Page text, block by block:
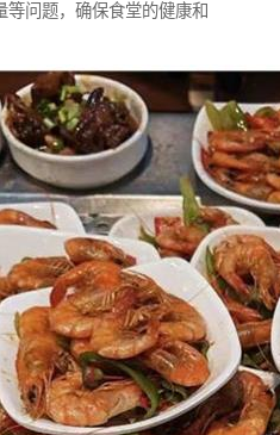
问题，确保食堂的健康和